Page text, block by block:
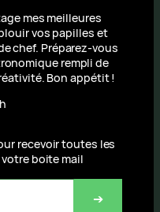
mes meilleures
vos papilles et
chef. Préparez-vous
rempli de
Bon appétit !
recevoir toutes les
boite mail
➔